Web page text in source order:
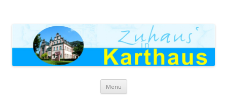
Menu Skip to content